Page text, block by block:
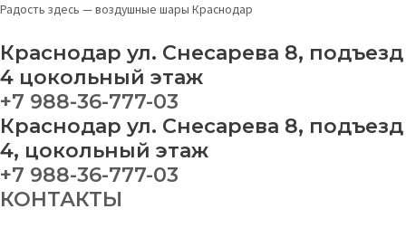
Перейти
содержимому
Радость здесь — воздушные шары Краснодар
Краснодар ул. Снесарева 8, подъезд
4 цокольный этаж
+7 988-36-777-03
Краснодар ул. Снесарева 8, подъезд
4, цокольный этаж
+7 988-36-777-03
КОНТАКТЫ
МенюНабор
№
254
quantity